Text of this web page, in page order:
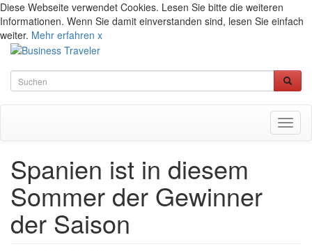
Diese Webseite verwendet Cookies. Lesen Sie bitte die weiteren
Informationen. Wenn Sie damit einverstanden sind, lesen Sie einfach
weiter. Mehr erfahren x
Spanien ist in diesem
Sommer der Gewinner
der Saison